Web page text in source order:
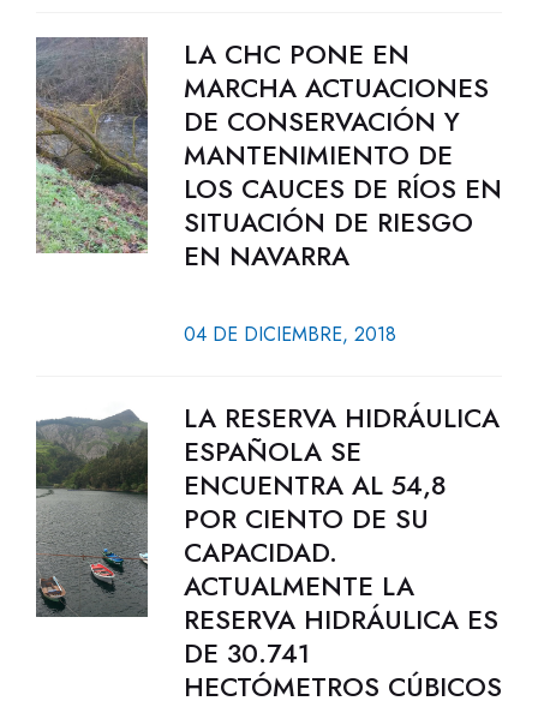
LA CHC PONE EN
MARCHA ACTUACIONES
DE CONSERVACIÓN Y
MANTENIMIENTO DE
LOS CAUCES DE RÍOS EN
SITUACIÓN DE RIESGO
EN NAVARRA
04 DE DICIEMBRE, 2018
LA RESERVA HIDRÁULICA
ESPAÑOLA SE
ENCUENTRA AL 54,8
POR CIENTO DE SU
CAPACIDAD.
ACTUALMENTE LA
RESERVA HIDRÁULICA ES
DE 30.741
HECTÓMETROS CÚBICOS